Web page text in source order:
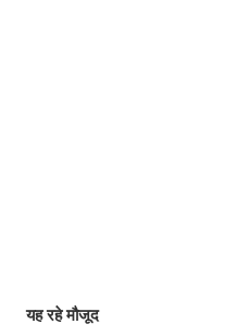
यह रहे मौजूद